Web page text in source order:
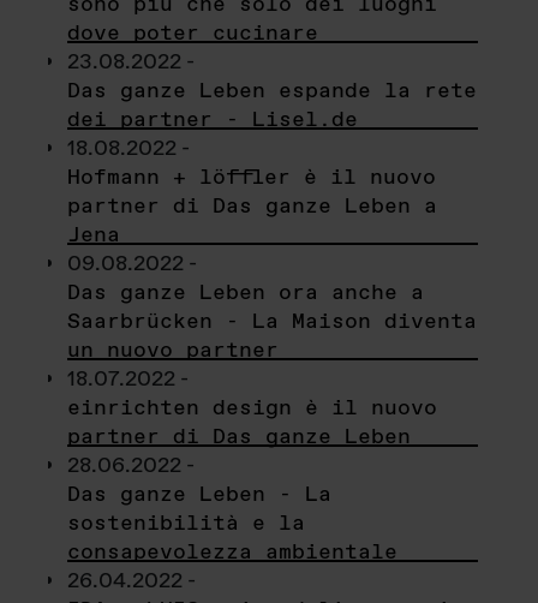
dove poter cucinare
23.08.2022 -
Das ganze Leben espande la rete
dei partner - Lisel.de
18.08.2022 -
Hofmann + löffler è il nuovo
partner di Das ganze Leben a
Jena
09.08.2022 -
Das ganze Leben ora anche a
Saarbrücken - La Maison diventa
un nuovo partner
18.07.2022 -
einrichten design è il nuovo
partner di Das ganze Leben
28.06.2022 -
Das ganze Leben - La
sostenibilità e la
consapevolezza ambientale
26.04.2022 -